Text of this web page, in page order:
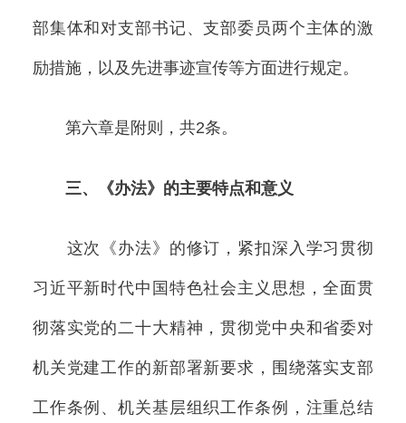
部集体和对支部书记、支部委员两个主体的激
励措施，以及先进事迹宣传等方面进行规定。
第六章是附则，共2条。
三、《办法》的主要特点和意义
这次《办法》的修订，紧扣深入学习贯彻
习近平新时代中国特色社会主义思想，全面贯
彻落实党的二十大精神，贯彻党中央和省委对
机关党建工作的新部署新要求，围绕落实支部
工作条例、机关基层组织工作条例，注重总结